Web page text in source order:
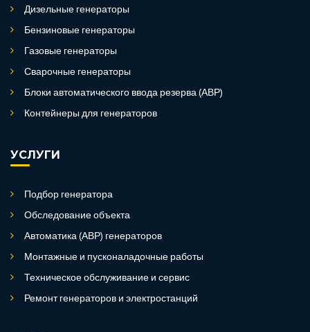
Дизельные генераторы
Бензиновые генераторы
Газовые генераторы
Сварочные генераторы
Блоки автоматического ввода резерва (АВР)
Контейнеры для генераторов
УСЛУГИ
Подбор генератора
Обследование объекта
Автоматика (АВР) генераторов
Монтажные и пусконаладочные работы
Техническое обслуживание и сервис
Ремонт генераторов и электростанций